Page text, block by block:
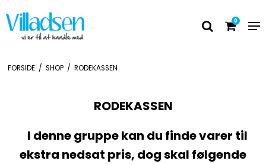
0
FORSIDE / SHOP / RODEKASSEN
RODEKASSEN
I denne gruppe kan du finde varer til
ekstra nedsat pris, dog skal følgende